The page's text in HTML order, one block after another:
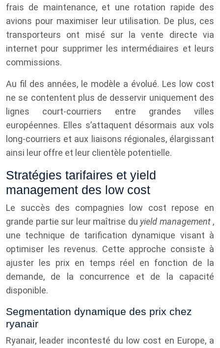
frais de maintenance, et une rotation rapide des
avions pour maximiser leur utilisation. De plus, ces
transporteurs ont misé sur la vente directe via
internet pour supprimer les intermédiaires et leurs
commissions.
Au fil des années, le modèle a évolué. Les low cost
ne se contentent plus de desservir uniquement des
lignes court-courriers entre grandes villes
européennes. Elles s’attaquent désormais aux vols
long-courriers et aux liaisons régionales, élargissant
ainsi leur offre et leur clientèle potentielle.
Stratégies tarifaires et yield
management des low cost
Le succès des compagnies low cost repose en
grande partie sur leur maîtrise du yield management ,
une technique de tarification dynamique visant à
optimiser les revenus. Cette approche consiste à
ajuster les prix en temps réel en fonction de la
demande, de la concurrence et de la capacité
disponible.
Segmentation dynamique des prix chez
ryanair
Ryanair, leader incontesté du low cost en Europe, a